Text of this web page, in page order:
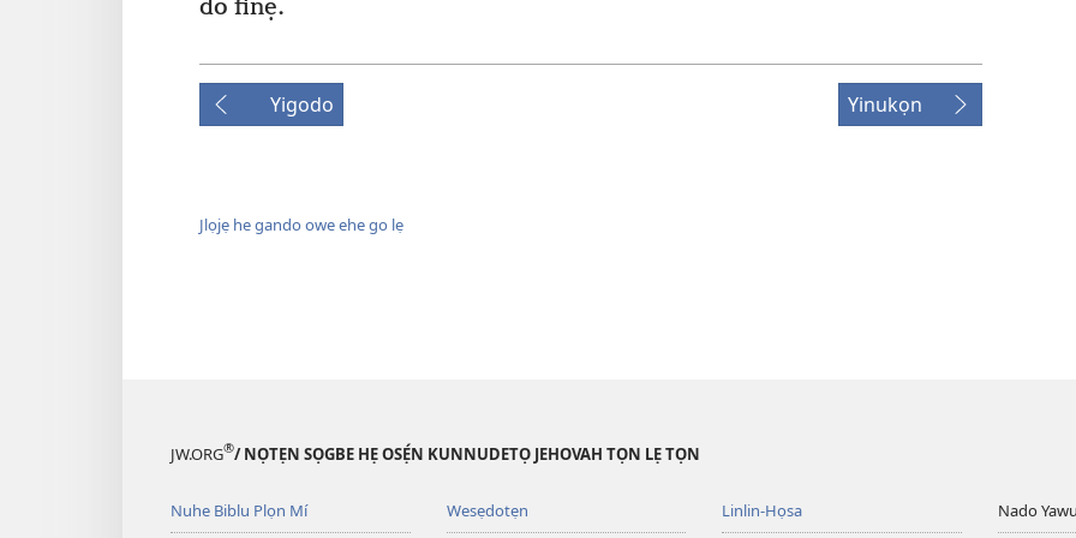
do finẹ.
Yigodo Yinukọn
Jlọjẹ he gando owe ehe go lẹ
JW.ORG®/ NỌTẸN SỌGBE HẸ OSẸ́N KUNNUDETỌ JEHOVAH TỌN LẸ TỌN
Nuhe Biblu Plọn Mí Wesẹdotẹn Linlin-Họsa Nado